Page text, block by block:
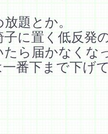
題とか。
に置く低反発
たら届かなく
番下まで下げ